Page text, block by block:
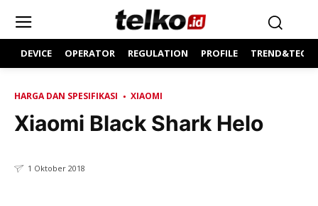
DEVICE OPERATOR REGULATION PROFILE
HARGA DAN SPESIFIKASI XIAOMI
Xiaomi Black Shark Helo
1 Oktober 2018